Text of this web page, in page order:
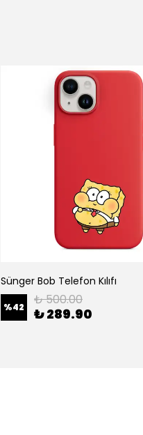
Sünger Bob Telefon Kılıfı
%42 ₺ 500.00
₺ 289.90